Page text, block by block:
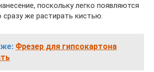
поскольку легко появляются
сразу же растирать кистью.
Фрезер для гипсокартона